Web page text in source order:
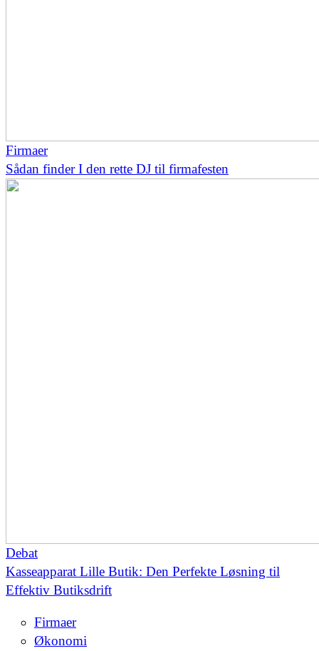
Firmaer
Sådan finder I den rette DJ til firmafesten
Debat
Kasseapparat Lille Butik: Den Perfekte Løsning til
Effektiv Butiksdrift
Firmaer
Økonomi